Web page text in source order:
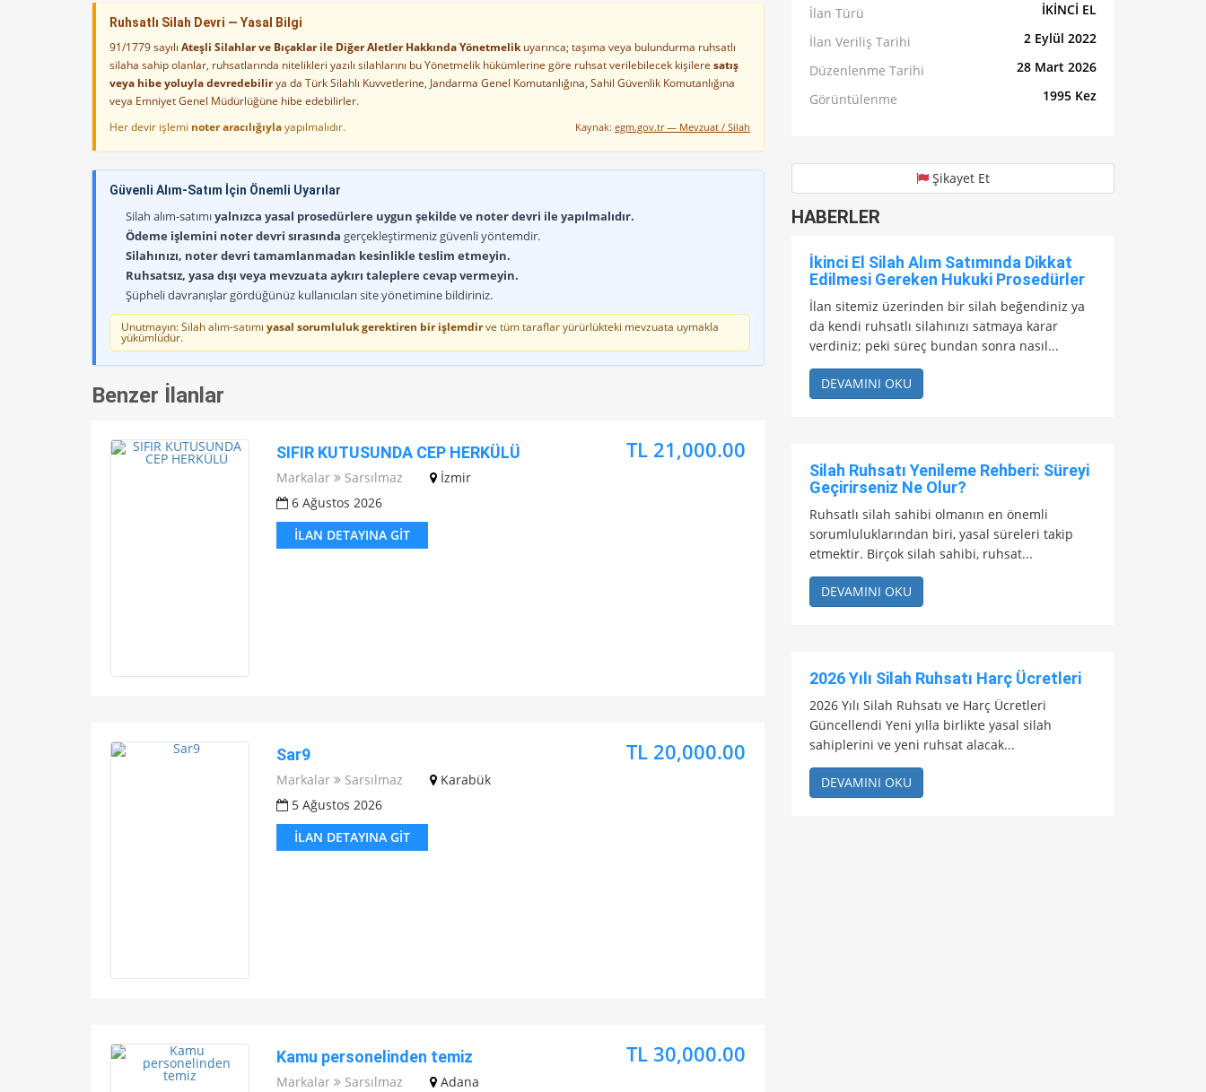
Ruhsatlı Silah Devri — Yasal Bilgi
91/1779 sayılı Ateşli Silahlar ve Bıçaklar ile Diğer Aletler Hakkında Yönetmelikuyarınca; taşıma veya bulundurma ruhsatlı
silaha sahip olanlar, ruhsatlarında nitelikleri yazılı silahlarını bu Yönetmelik hükümlerine göre ruhsat verilebilecek kişilere satış
veya hibe yoluyla devredebilirya da Türk Silahlı Kuvvetlerine, Jandarma Genel Komutanlığına, Sahil Güvenlik Komutanlığına
veya Emniyet Genel Müdürlüğüne hibe edebilirler.
Her devir işlemi noter aracılığıylayapılmalıdır. Kaynak: egm.gov.tr — Mevzuat / Silah
Güvenli Alım-Satım İçin Önemli Uyarılar
Silah alım-satımıyalnızca yasal prosedürlere uygun şekilde ve noter devri ile yapılmalıdır.
Ödeme işlemini noter devri sırasında gerçekleştirmeniz güvenli yöntemdir.
Silahınızı, noter devri tamamlanmadan kesinlikle teslim etmeyin.
Ruhsatsız, yasa dışı veya mevzuata aykırı taleplere cevap vermeyin.
Şüpheli davranışlar gördüğünüz kullanıcıları site yönetimine bildiriniz.
Unutmayın: Silah alım-satımı yasal sorumluluk gerektiren bir işlemdirve tüm taraflar yürürlükteki mevzuata uymakla
yükümlüdür.
Benzer İlanlar
SIFIR KUTUSUNDA CEP HERKÜLÜ
Markalar Sarsılmaz
İzmir
6 Ağustos 2026
İLAN DETAYINA GIT
TL 21,000.00
Sar9
Markalar Sarsılmaz
Karabük
5 Ağustos 2026
İLAN DETAYINA GIT
TL 20,000.00
Kamu personelinden temiz
Markalar Sarsılmaz
Adana
TL 30,000.00
İlan Türü
İKİNCİ EL
İlan Veriliş Tarihi
2 Eylül 2022
Düzenlenme Tarihi
28 Mart 2026
Görüntülenme
1995 Kez
Şikayet Et
HABERLER
İkinci El Silah Alım Satımında Dikkat
Edilmesi Gereken Hukuki Prosedürler
İlan sitemiz üzerinden bir silah beğendiniz ya
da kendi ruhsatlı silahınızı satmaya karar
verdiniz; peki süreç bundan sonra nasıl...
DEVAMINI OKU
Silah Ruhsatı Yenileme Rehberi: Süreyi
Geçirirseniz Ne Olur?
Ruhsatlı silah sahibi olmanın en önemli
sorumluluklarından biri, yasal süreleri takip
etmektir. Birçok silah sahibi, ruhsat...
DEVAMINI OKU
2026 Yılı Silah Ruhsatı Harç Ücretleri
2026 Yılı Silah Ruhsatı ve Harç Ücretleri
Güncellendi Yeni yılla birlikte yasal silah
sahiplerini ve yeni ruhsat alacak...
DEVAMINI OKU